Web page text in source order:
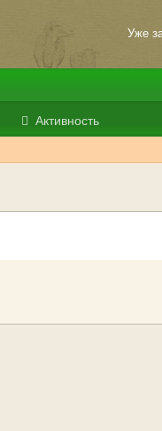
Уже
Активность